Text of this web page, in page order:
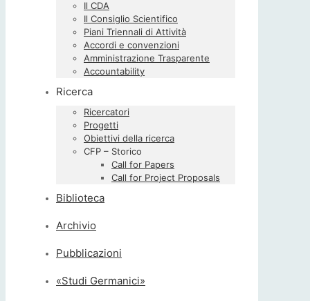
Il CDA
Il Consiglio Scientifico
Piani Triennali di Attività
Accordi e convenzioni
Amministrazione Trasparente
Accountability
Ricerca
Ricercatori
Progetti
Obiettivi della ricerca
CFP – Storico
Call for Papers
Call for Project Proposals
Biblioteca
Archivio
Pubblicazioni
«Studi Germanici»